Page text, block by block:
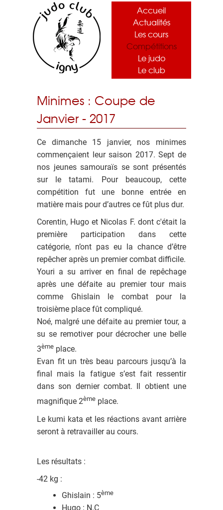
Accueil
Actualités
Les cours
Compétitions
Le judo
Le club
Minimes : Coupe de
Janvier - 2017
Ce dimanche 15 janvier, nos minimes
commençaient leur saison 2017. Sept de
nos jeunes samouraïs se sont présentés
sur le tatami. Pour beaucoup, cette
compétition fut une bonne entrée en
matière mais pour d’autres ce fût plus dur.
Corentin, Hugo et Nicolas F. dont c'était la
première participation dans cette
catégorie, n’ont pas eu la chance d’être
repêcher après un premier combat difficile.
Youri a su arriver en final de repêchage
après une défaite au premier tour mais
comme Ghislain le combat pour la
troisième place fût compliqué.
Noé, malgré une défaite au premier tour, a
su se remotiver pour décrocher une belle
3ème place.
Evan fit un très beau parcours jusqu’à la
final mais la fatigue s’est fait ressentir
dans son dernier combat. Il obtient une
magnifique 2ème place.
Le kumi kata et les réactions avant arrière
seront à retravailler au cours.
Les résultats :
-42 kg :
Ghislain : 5ème
Hugo : N.C